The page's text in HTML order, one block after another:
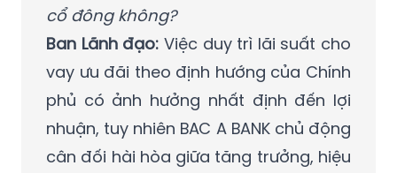
cổ đông không?
Ban Lãnh đạo: Việc duy trì lãi suất cho
vay ưu đãi theo định hướng của Chính
phủ có ảnh hưởng nhất định đến lợi
nhuận, tuy nhiên BAC A BANK chủ động
cân đối hài hòa giữa tăng trưởng, hiệu